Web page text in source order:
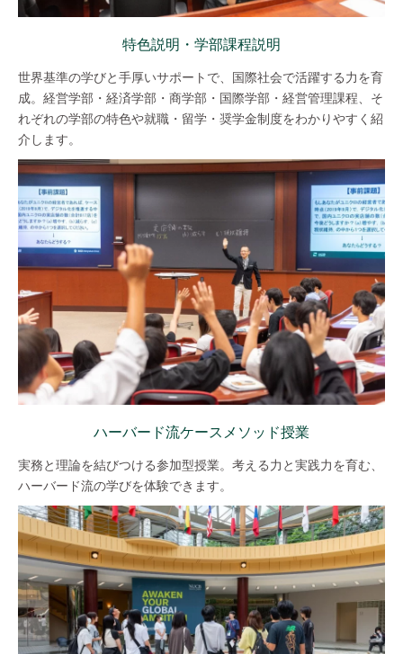
特色説明・学部課程説明
世界基準の学びと手厚いサポートで、国際社会で活躍する力を育
成。経営学部・経済学部・商学部・国際学部・経営管理課程、そ
れぞれの学部の特色や就職・留学・奨学金制度をわかりやすく紹
介します。
ハーバード流ケースメソッド授業
実務と理論を結びつける参加型授業。考える力と実践力を育む、
ハーバード流の学びを体験できます。